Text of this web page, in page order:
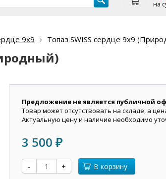
на
9х9 Топаз SWISS сердце 9х9
Предложение не является публичной
Товар может отсутствовать на складе, а
Актуальную цену и наличие необходимо
3 500 ₽
- + В корзину